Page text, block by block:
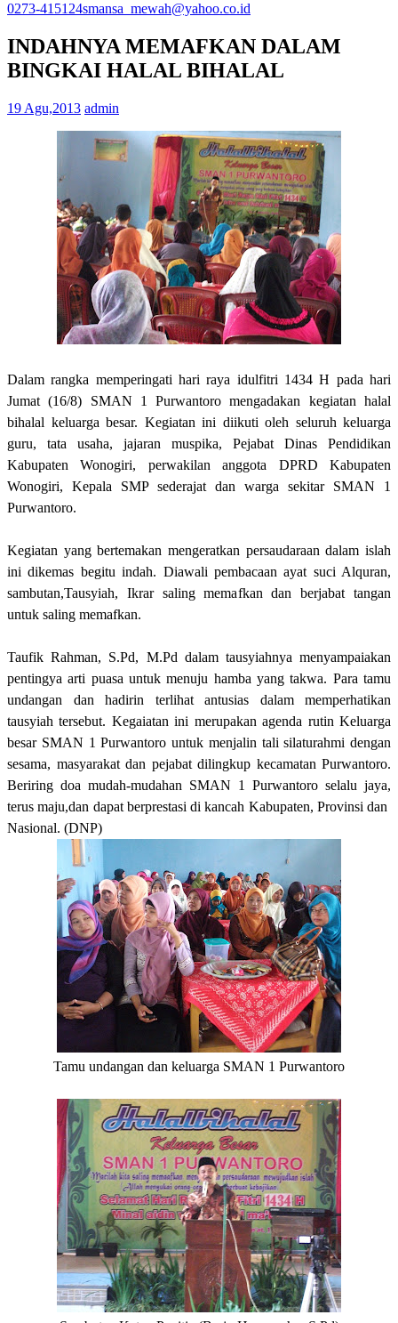
0273-415124smansa_mewah@yahoo.co.id
INDAHNYA MEMAFKAN DALAM
BINGKAI HALAL BIHALAL
19 Agu,2013 admin
Dalam rangka memperingati hari raya idulfitri 1434 H pada hari
Jumat (16/8) SMAN 1 Purwantoro mengadakan kegiatan halal
bihalal keluarga besar. Kegiatan ini diikuti oleh seluruh keluarga
guru, tata usaha, jajaran muspika, Pejabat Dinas Pendidikan
Kabupaten Wonogiri, perwakilan anggota DPRD Kabupaten
Wonogiri, Kepala SMP sederajat dan warga sekitar SMAN 1
Purwantoro.
Kegiatan yang bertemakan mengeratkan persaudaraan dalam islah
ini dikemas begitu indah. Diawali pembacaan ayat suci Alquran,
sambutan,Tausyiah, Ikrar saling memafkan dan berjabat tangan
untuk saling memafkan.
Taufik Rahman, S.Pd, M.Pd dalam tausyiahnya menyampaiakan
pentingya arti puasa untuk menuju hamba yang takwa. Para tamu
undangan dan hadirin terlihat antusias dalam memperhatikan
tausyiah tersebut. Kegaiatan ini merupakan agenda rutin Keluarga
besar SMAN 1 Purwantoro untuk menjalin tali silaturahmi dengan
sesama, masyarakat dan pejabat dilingkup kecamatan Purwantoro.
Beriring doa mudah-mudahan SMAN 1 Purwantoro selalu jaya,
terus maju,dan dapat berprestasi di kancah Kabupaten, Provinsi dan
Nasional. (DNP)
Tamu undangan dan keluarga SMAN 1 Purwantoro